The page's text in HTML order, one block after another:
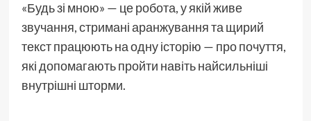
«Будь зі мною» — це робота, у якій живе
звучання, стримані аранжування та щирий
текст працюють на одну історію — про почуття,
які допомагають пройти навіть найсильніші
внутрішні шторми.